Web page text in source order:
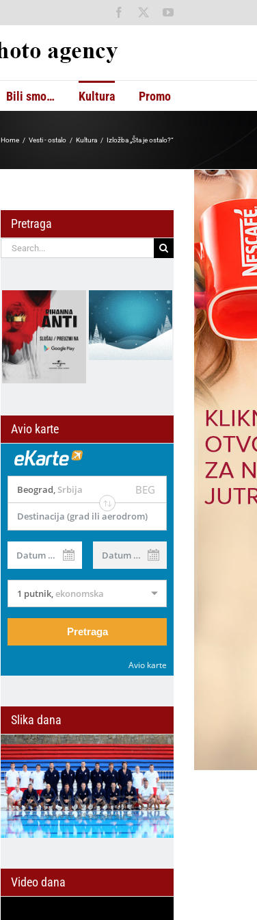
Facebook YouTube
Bili smo… Kultura Promo
Home Vesti - ostalo Kultura Izložba „Šta je ostalo?“
Pretraga
Search
for:
Avio karte
Beograd, Srbija BEG
Destinacija (grad ili aerodrom)
Datum od Datum do
1 putnik,ekonomska
Pretraga
Avio karte
Slika dana
Video dana